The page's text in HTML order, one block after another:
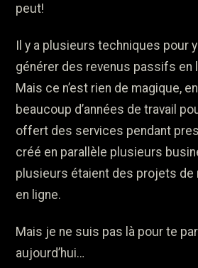
peut!
Il y a plusieurs techniques pour
générer des revenus passifs en
Mais ce n’est rien de magique,
beaucoup d’années de travail
offert des services pendant
créé en parallèle plusieurs
plusieurs étaient des projets de
en ligne.
Mais je ne suis pas là pour te
aujourd’hui…